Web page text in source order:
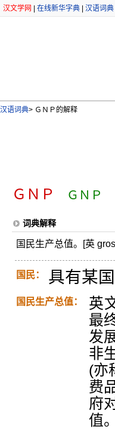
汉文学网 在线新华字典 汉语词典
汉语词典> ＧＮＰ的解释
ＧＮＰ ＧＮＰ
词典解释
国民生产总值。[英
国民： 具有某
国民生产总值：
英
最
发
非
(亦
费
府
值。